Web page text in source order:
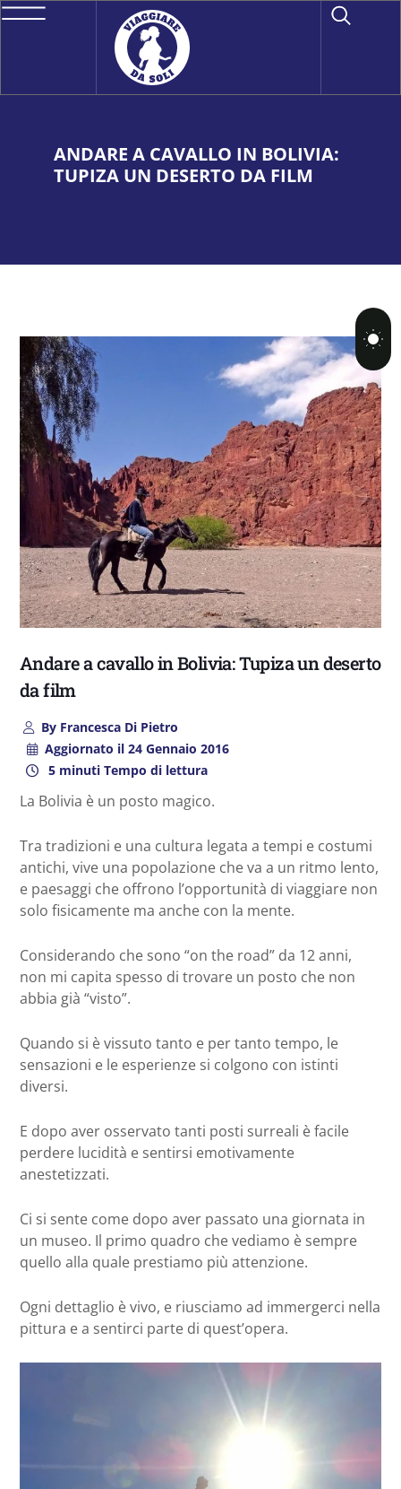
ANDARE A CAVALLO IN BOLIVIA:
TUPIZA UN DESERTO DA FILM
Andare a cavallo in Bolivia: Tupiza un deserto
da film
ByFrancesca Di Pietro
Aggiornato il24 Gennaio 2016
5 minuti Tempo di lettura
La Bolivia è un posto magico.
Tra tradizioni e una cultura legata a tempi e costumi
antichi, vive una popolazione che va a un ritmo lento,
e paesaggi che offrono l’opportunità di viaggiare non
solo fisicamente ma anche con la mente.
Considerando che sono “on the road” da 12 anni,
non mi capita spesso di trovare un posto che non
abbia già “visto”.
Quando si è vissuto tanto e per tanto tempo, le
sensazioni e le esperienze si colgono con istinti
diversi.
E dopo aver osservato tanti posti surreali è facile
perdere lucidità e sentirsi emotivamente
anestetizzati.
Ci si sente come dopo aver passato una giornata in
un museo. Il primo quadro che vediamo è sempre
quello alla quale prestiamo più attenzione.
Ogni dettaglio è vivo, e riusciamo ad immergerci nella
pittura e a sentirci parte di quest’opera.